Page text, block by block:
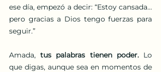
ese día, empezó a decir: “Estoy cansada…
pero gracias a Dios tengo fuerzas para
seguir.”
Amada, tus palabras tienen poder. Lo
que digas, aunque sea en momentos de